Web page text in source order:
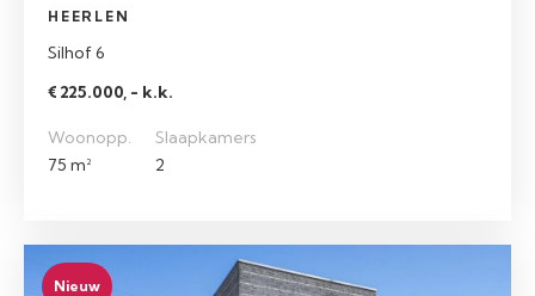
HEERLEN
Silhof 6
€ 225.000, - k.k.
Woonopp.
75 m²
Slaapkamers
2
Nieuw